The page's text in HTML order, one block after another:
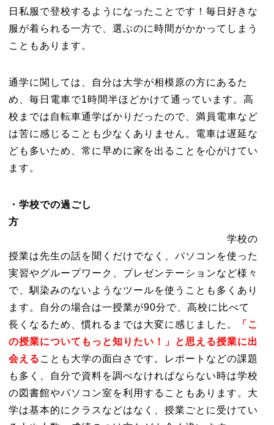
日私服で登校するようになったことです！毎日好きな
服が着られる一方で、選ぶのに時間がかかってしまう
こともあります。
通学に関しては、自分は大学が相模原の方にあるた
め、毎日電車で1時間半ほどかけて通っています。高
校までは自転車通学ばかりだったので、満員電車など
は苦に感じることも少なくありません。電車は遅延な
ども多いため、常に早めに家を出ることを心がけてい
ます。
・学校での過ごし
方
学校の
授業は先生の話を聞くだけでなく、パソコンを使った
実習やグループワーク、プレゼンテーションなど様々
で、馴染みのないようなツールを使うことも多くあり
ます。自分の場合は一授業が90分で、高校に比べて
長くなるため、慣れるまでは大変に感じました。
「こ
の授業についてもっと知りたい！」と思える授業に出
会える ことも大学の面白さです。レポートなどの課題
も多く、自分で資料を調べなければならない時は学校
の図書館やパソコン室を利用することもあります。大
学は基本的にクラスなどはなく、授業ごとに受けてい